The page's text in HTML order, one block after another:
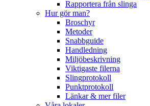
Rapportera från slinga
Hur gör man?
Broschyr
Metoder
Snabbguide
Handledning
Miljöbeskrivning
Viktigaste filerna
Slingprotokoll
Punktprotokoll
Länkar & mer filer